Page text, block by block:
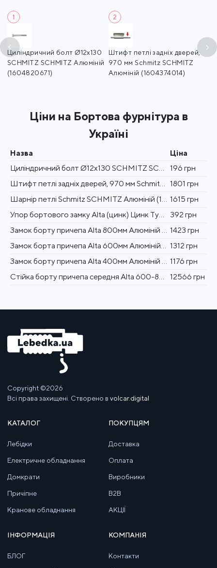
1
Циліндричний болт Ø12x130
SCHMITZ SCHMITZ Алюміній
(1604820671)
2
Штифт петлі задніх дверей,
970 мм Schmitz SCHMITZ
Алюміній (1604374014)
Ціни на Бортова фурнітура в
Україні
Назва
Ціна
Циліндричний болт Ø12x130 SCHMITZ SCHMITZ Алюміній (1604820671)
196 грн
Штифт петлі задніх дверей, 970 мм Schmitz SCHMITZ Алюміній (1604374014) 1801 грн
Шарнір петлі Schmitz SCHMITZ Алюміній (1604232343) 1615 грн
Упор бортового замку Alta (цинк) Цинк Туреччина (1702300032)
392 грн
Замок борту причепа Alta 800мм Алюміній Польща (1702680020) 1423 грн
Замок борта причепа Alta 600мм Алюміній Польща (1702660203) 1312 грн
Замок борту причепа Alta 400мм Алюміній Польща (1702640020) 1176 грн
Стійка борту причепа середня Alta 600-800 мм Сталь H=600 Польща (1703360000)
12566 грн
Copyright ©2026
Всі права захищені. Створено в volcar.digital
КАТАЛОГ
Лебідки
Електричне обладнання
Домкрати
Причіпне
Кранове обладнання
ПОКУПЦЯМ
Доставка
Оплата
Виробники
B2B
АКЦІЇ
ІНФОРМАЦІЯ
БЛОГ
КОМПАНІЯ
Контакти